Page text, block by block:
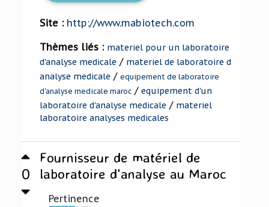
Site : http://www.mabiotech.com
Thèmes liés : materiel pour un laboratoire
d'analyse medicale / materiel de laboratoire d
analyse medicale / equipement de laboratoire
d'analyse medicale maroc / equipement d'un
laboratoire d'analyse medicale / materiel
laboratoire analyses medicales
0
Fournisseur de matériel de
laboratoire d'analyse au Maroc
Pertinence